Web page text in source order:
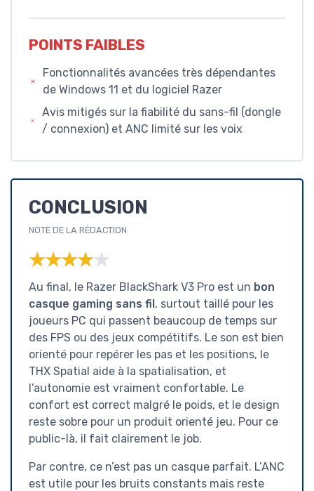
POINTS FAIBLES
Fonctionnalités avancées très dépendantes
de Windows 11 et du logiciel Razer
Avis mitigés sur la fiabilité du sans-fil (dongle
/ connexion) et ANC limité sur les voix
CONCLUSION
NOTE DE LA RÉDACTION
★★★★★
★★★★★
Au final, le Razer BlackShark V3 Pro est un bon
casque gaming sans fil, surtout taillé pour les
joueurs PC qui passent beaucoup de temps sur
des FPS ou des jeux compétitifs. Le son est bien
orienté pour repérer les pas et les positions, le
THX Spatial aide à la spatialisation, et
l’autonomie est vraiment confortable. Le
confort est correct malgré le poids, et le design
reste sobre pour un produit orienté jeu. Pour ce
public-là, il fait clairement le job.
Par contre, ce n’est pas un casque parfait. L’ANC
est utile pour les bruits constants mais reste